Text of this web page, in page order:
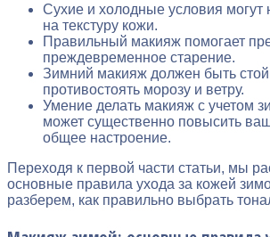
Сухие и холодные условия могут
на текстуру кожи.
Правильный макияж помогает
преждевременное старение.
Зимний макияж должен быть
противостоять морозу и ветру.
Умение делать макияж с учетом
может существенно повысить
общее настроение.
Переходя к первой части статьи, мы
основные правила ухода за кожей
разберем, как правильно выбрать